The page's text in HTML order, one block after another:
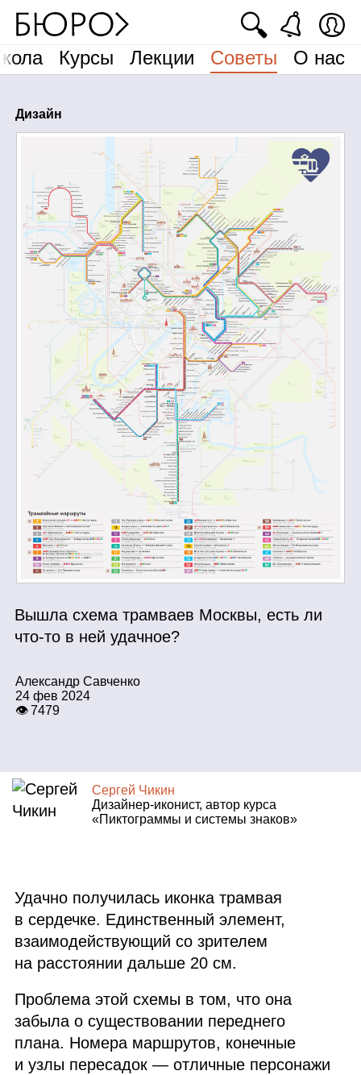
Курсы Лекции Советы О нас
🔍
Дизайн
Вышла схема трамваев Москвы, есть ли
что‑то в ней удачное?
Александр Савченко
24 фев 2024
👁 7479
Сергей Чикин
Дизайнер‑иконист, автор курса
«Пиктограммы и системы знаков»
Удачно получилась иконка трамвая
в сердечке. Единственный элемент,
взаимодействующий со зрителем
на расстоянии дальше 20 см.
Проблема этой схемы в том, что она
забыла о существовании переднего
плана. Номера маршрутов, конечные
и узлы пересадок — отличные персонажи